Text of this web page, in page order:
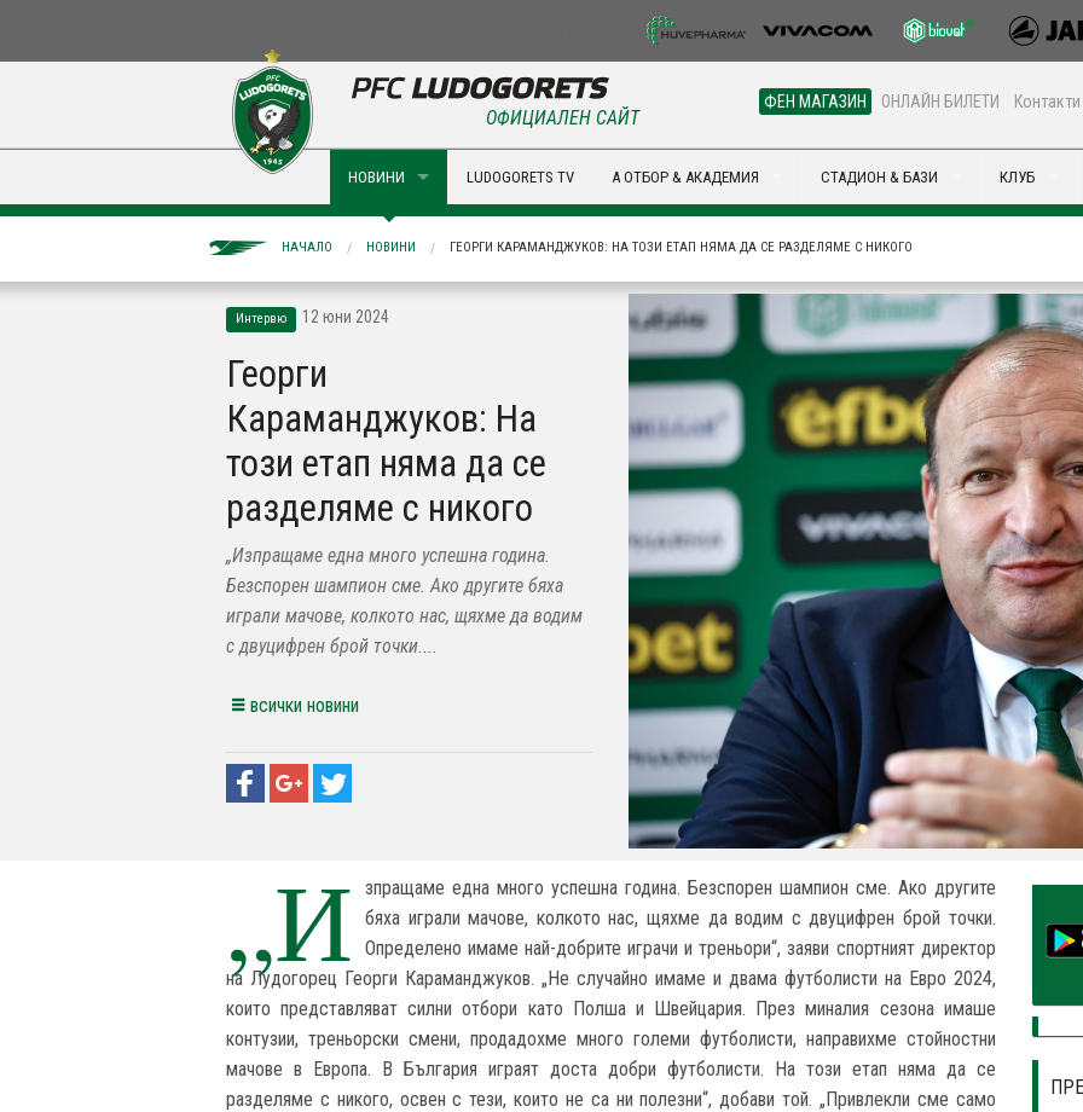
ФЕН МАГАЗИН ОНЛАЙН БИЛЕТИ Контакти
ОФИЦИАЛЕН САЙТ
НОВИНИ LUDOGORETS TV А ОТБОР & АКАДЕМИЯ СТАДИОН & БАЗИ КЛУБ
НАЧАЛО НОВИНИ ГЕОРГИ КАРАМАНДЖУКОВ: НА ТОЗИ ЕТАП НЯМА ДА СЕ РАЗДЕЛЯМЕ С НИКОГО
Интервю 12 юни 2024
Георги
Караманджуков: На
този етап няма да се
разделяме с никого
„Изпращаме една много успешна година.
Безспорен шампион сме. Ако другите бяха
играли мачове, колкото нас, щяхме да водим
с двуцифрен брой точки....
всички новини
„И
зпращаме една много успешна година. Безспорен шампион сме. Ако другите
бяха играли мачове, колкото нас, щяхме да водим с двуцифрен брой точки.
Определено имаме най-добрите играчи и треньори“, заяви спортният директор
на Лудогорец Георги Караманджуков. „Не случайно имаме и двама футболисти на Евро 2024,
които представляват силни отбори като Полша и Швейцария. През миналия сезона имаше
контузии, треньорски смени, продадохме много големи футболисти, направихме стойностни
мачове в Европа. В България играят доста добри футболисти. На този етап няма да се
разделяме с никого, освен с тези, които не са ни полезни“, добави той. „Привлекли сме само